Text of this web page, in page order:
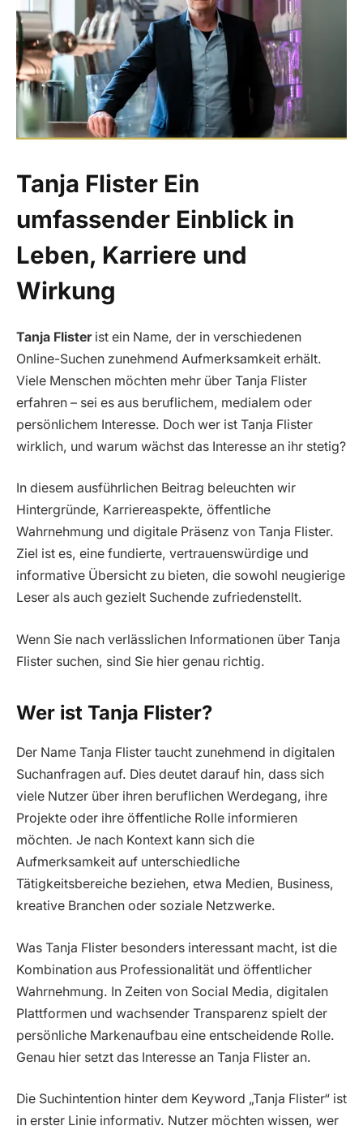
Tanja Flister Ein
umfassender Einblick in
Leben, Karriere und
Wirkung
Tanja Flisterist ein Name, der in verschiedenen
Online-Suchen zunehmend Aufmerksamkeit erhält.
Viele Menschen möchten mehr über Tanja Flister
erfahren – sei es aus beruflichem, medialem oder
persönlichem Interesse. Doch wer ist Tanja Flister
wirklich, und warum wächst das Interesse an ihr stetig?
In diesem ausführlichen Beitrag beleuchten wir
Hintergründe, Karriereaspekte, öffentliche
Wahrnehmung und digitale Präsenz von Tanja Flister.
Ziel ist es, eine fundierte, vertrauenswürdige und
informative Übersicht zu bieten, die sowohl neugierige
Leser als auch gezielt Suchende zufriedenstellt.
Wenn Sie nach verlässlichen Informationen über Tanja
Flister suchen, sind Sie hier genau richtig.
Wer ist Tanja Flister?
Der Name Tanja Flister taucht zunehmend in digitalen
Suchanfragen auf. Dies deutet darauf hin, dass sich
viele Nutzer über ihren beruflichen Werdegang, ihre
Projekte oder ihre öffentliche Rolle informieren
möchten. Je nach Kontext kann sich die
Aufmerksamkeit auf unterschiedliche
Tätigkeitsbereiche beziehen, etwa Medien, Business,
kreative Branchen oder soziale Netzwerke.
Was Tanja Flister besonders interessant macht, ist die
Kombination aus Professionalität und öffentlicher
Wahrnehmung. In Zeiten von Social Media, digitalen
Plattformen und wachsender Transparenz spielt der
persönliche Markenaufbau eine entscheidende Rolle.
Genau hier setzt das Interesse an Tanja Flister an.
Die Suchintention hinter dem Keyword „Tanja Flister“ ist
in erster Linie informativ. Nutzer möchten wissen, wer